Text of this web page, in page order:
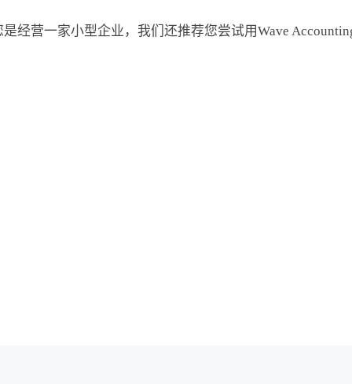
是经营一家小型企业，我们还推荐您尝试用Wave